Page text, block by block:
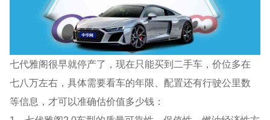
七代雅阁很早就停产了，现在只能买到二手车，价位多在
七八万左右，具体需要看车的年限、配置还有行驶公里数
等信息，才可以准确估价值多少钱：